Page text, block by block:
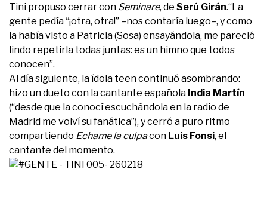
Tini propuso cerrar con Seminare, de Serú Girán.“La
gente pedía “¡otra, otra!” –nos contaría luego–, y como
la había visto a Patricia (Sosa) ensayándola, me pareció
lindo repetirla todas juntas: es un himno que todos
conocen”.
Al día siguiente, la ídola teen continuó asombrando:
hizo un dueto con la cantante española India Martín
(“desde que la conocí escuchándola en la radio de
Madrid me volví su fanática”), y cerró a puro ritmo
compartiendo Echame la culpacon Luis Fonsi, el
cantante del momento.